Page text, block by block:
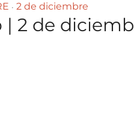
• 2 de diciembre
| 2 de